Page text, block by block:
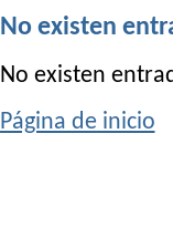
No existen
No existen
Página de inicio